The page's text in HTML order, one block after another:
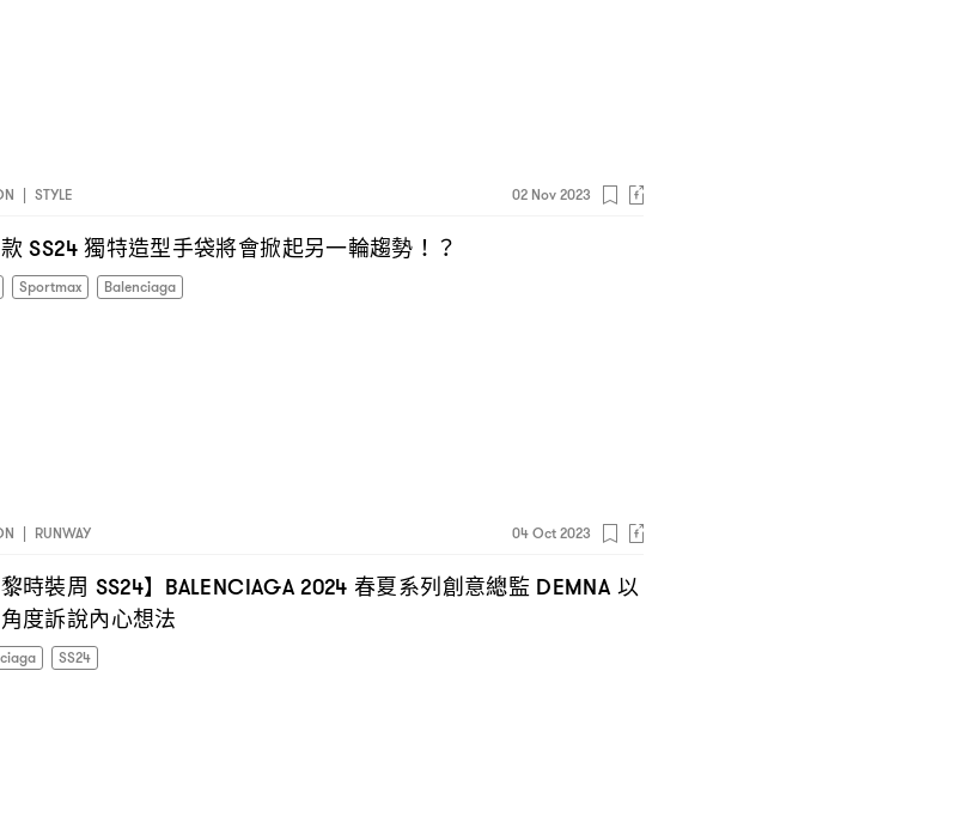
| STYLE 02 Nov 2023
SS24獨特造型手袋將會掀起另一輪趨勢 ！？
Sportmax Balenciaga
RUNWAY 04 Oct 2023
黎時裝周 SS24】 BALENCIAGA 2024 春夏系列創意總監 DEMNA 以
度訴說內心想法
SS24